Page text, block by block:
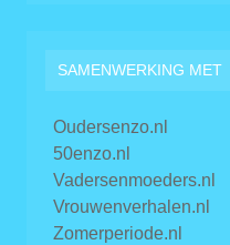
SAMENWERKING MET
Oudersenzo.nl
50enzo.nl
Vadersenmoeders.nl
Vrouwenverhalen.nl
Zomerperiode.nl